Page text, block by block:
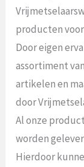
producten
Door eigen
assortiment
artikelen en
door
Al onze
worden
Hierdoor